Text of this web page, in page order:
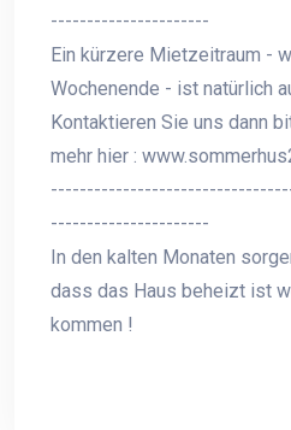
----------------------
Ein kürzere Mietzeitraum -
Wochenende - ist natürlich
Kontaktieren Sie uns dann
mehr hier :
----------------------
In den kalten Monaten
dass das Haus beheizt ist
kommen !